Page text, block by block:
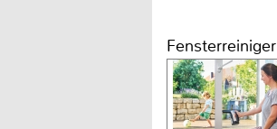
Fensterreiniger